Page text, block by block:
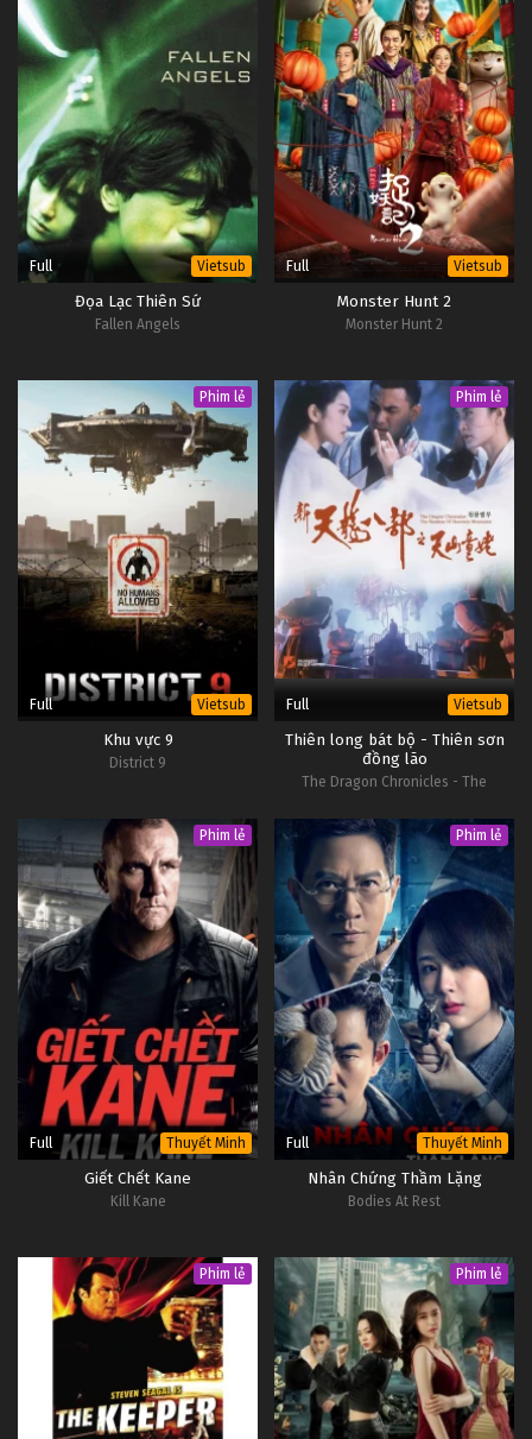
Full Vietsub
Đọa Lạc Thiên Sứ
Fallen Angels
Full Vietsub
Monster Hunt 2
Monster Hunt 2
Phim lẻ
Full Vietsub
Khu vực 9
District 9
Phim lẻ
Full Vietsub
Thiên long bát bộ - Thiên sơn
đồng lão
The Dragon Chronicles - The
Phim lẻ
Full Thuyết Minh
Giết Chết Kane
Kill Kane
Phim lẻ
Full Thuyết Minh
Nhân Chứng Thầm Lặng
Bodies At Rest
Phim lẻ Phim lẻ